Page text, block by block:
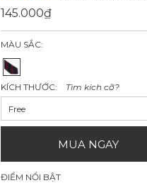
145.000₫
MÀU SẮC:
KÍCH THƯỚC: Tìm kích cỡ?
Free
MUA NGAY
ĐIỂM NỔI BẬT